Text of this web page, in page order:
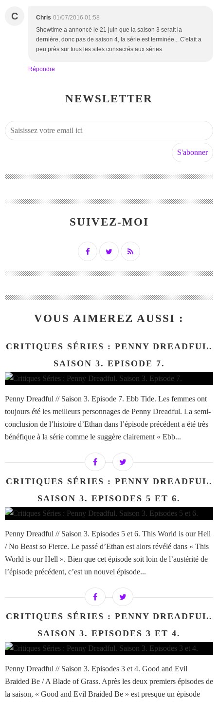
C Chris 01/07/2016 01:58
Showtime a annoncé le 21 juin que la saison 3 serait la
dernière, donc pas de saison 4, la série est terminée... C'etait a
peu près sur tous les sites consacrés aux séries.
Répondre
NEWSLETTER
SUIVEZ-MOI
VOUS AIMEREZ AUSSI :
CRITIQUES SÉRIES : PENNY DREADFUL.
SAISON 3. EPISODE 7.
Penny Dreadful // Saison 3. Episode 7. Ebb Tide. Les femmes ont
toujours été les meilleurs personnages de Penny Dreadful. La semi-
conclusion de l’histoire d’Ethan dans l’épisode précédent a été très
bénéfique à la série comme le suggère clairement « Ebb...
CRITIQUES SÉRIES : PENNY DREADFUL.
SAISON 3. EPISODES 5 ET 6.
Penny Dreadful // Saison 3. Episodes 5 et 6. This World is our Hell
/ No Beast so Fierce. Le passé d’Ethan est alors révélé dans « This
World is our Hell ». Bien que cet épisode soit loin de l’austérité de
l’épisode précédent, c’est un nouvel épisode...
CRITIQUES SÉRIES : PENNY DREADFUL.
SAISON 3. EPISODES 3 ET 4.
Penny Dreadful // Saison 3. Episodes 3 et 4. Good and Evil
Braided Be / A Blade of Grass. Après les deux premiers épisodes de
la saison, « Good and Evil Braided Be » est presque un épisode